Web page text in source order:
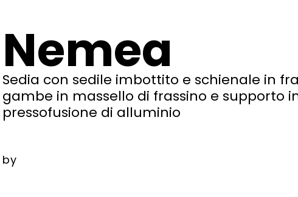
Nemea
Sedia con sedile imbottito e schienale in
gambe in massello di frassino e supporto
pressofusione di alluminio
by